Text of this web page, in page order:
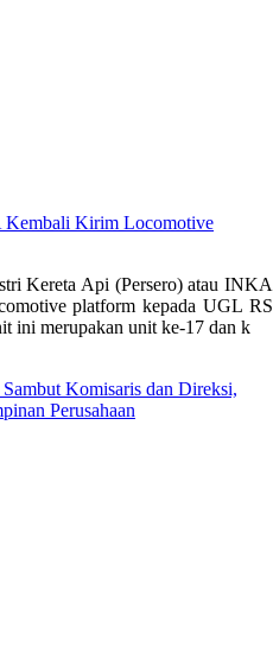
Kembali Kirim Locomotive
Kereta Api (Persero) atau INKA
platform kepada UGL RS
ini merupakan unit ke-17 dan k